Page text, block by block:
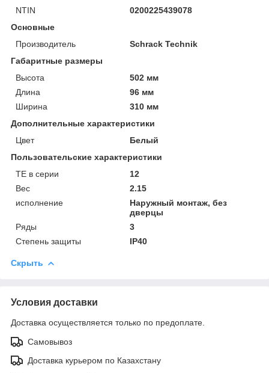
NTIN
0200225439078
Основные
Производитель
Schrack Technik
Габаритные размеры
Высота
502 мм
Длина
96 мм
Ширина
310 мм
Дополнительные характеристики
Цвет
Белый
Пользовательские характеристики
TE в серии
12
Вес
2.15
исполнение
Наружный монтаж, без
дверцы
Ряды
3
Степень защиты
IP40
Скрыть
Условия доставки
Доставка осуществляется только по предоплате.
Самовывоз
Доставка курьером по Казахстану